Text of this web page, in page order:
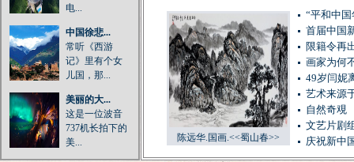
电...
中国徐悲...
常听《西游
记》里有个女
儿国，那...
美丽的大...
这是一位波音
737机长拍下的
美...
陈远华.国画.<<蜀山春>>
“平和中
首届中国
限籍令再
画家为何
49岁闫妮
艺术来源
自然奇覌
文艺片剧
庆祝新中